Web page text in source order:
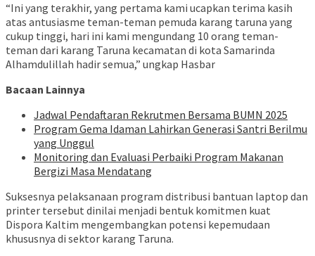
“Ini yang terakhir, yang pertama kami ucapkan terima kasih
atas antusiasme teman-teman pemuda karang taruna yang
cukup tinggi, hari ini kami mengundang 10 orang teman-
teman dari karang Taruna kecamatan di kota Samarinda
Alhamdulillah hadir semua,” ungkap Hasbar
Bacaan Lainnya
Jadwal Pendaftaran Rekrutmen Bersama BUMN 2025
Program Gema Idaman Lahirkan Generasi Santri Berilmu
yang Unggul
Monitoring dan Evaluasi Perbaiki Program Makanan
Bergizi Masa Mendatang
Suksesnya pelaksanaan program distribusi bantuan laptop dan
printer tersebut dinilai menjadi bentuk komitmen kuat
Dispora Kaltim mengembangkan potensi kepemudaan
khususnya di sektor karang Taruna.